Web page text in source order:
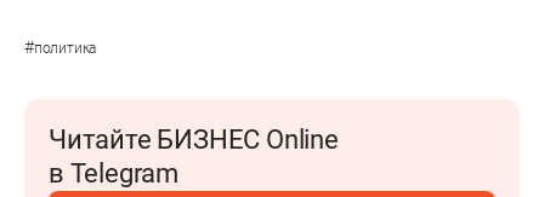
#политика
Читайте БИЗНЕС Online
в Telegram